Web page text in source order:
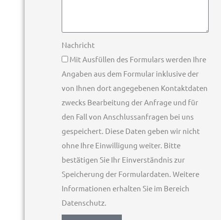
Nachricht
Mit Ausfüllen des Formulars werden Ihre
Angaben aus dem Formular inklusive der
von Ihnen dort angegebenen Kontaktdaten
zwecks Bearbeitung der Anfrage und für
den Fall von Anschlussanfragen bei uns
gespeichert. Diese Daten geben wir nicht
ohne Ihre Einwilligung weiter. Bitte
bestätigen Sie Ihr Einverständnis zur
Speicherung der Formulardaten. Weitere
Informationen erhalten Sie im Bereich
Datenschutz.